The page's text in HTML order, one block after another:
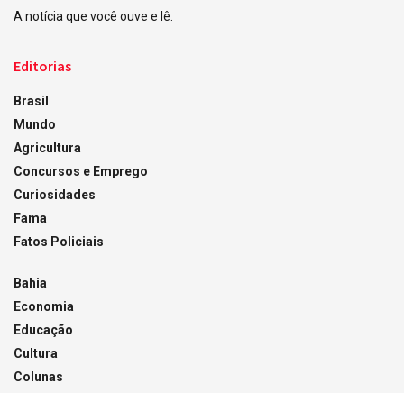
A notícia que você ouve e lê.
Editorias
Brasil
Mundo
Agricultura
Concursos e Emprego
Curiosidades
Fama
Fatos Policiais
Bahia
Economia
Educação
Cultura
Colunas